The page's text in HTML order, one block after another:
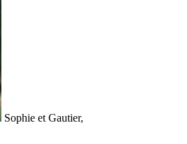
Sophie et Gautier,